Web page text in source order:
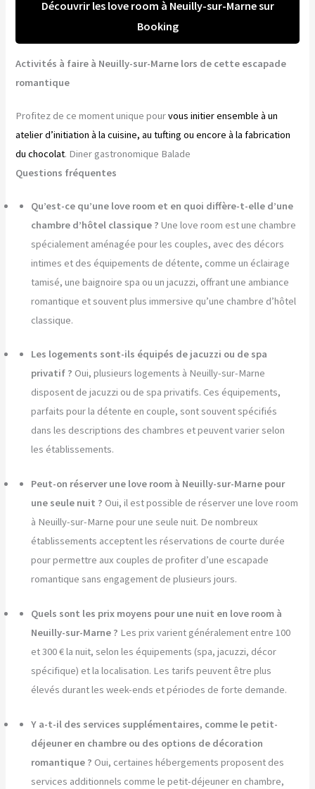
Découvrir les love room à Neuilly-sur-Marne sur
Booking
Activités à faire à Neuilly-sur-Marne lors de cette escapade
romantique
Profitez de ce moment unique pourvous initier ensemble à un
atelier d’initiation à la cuisine, au tufting ou encore à la fabrication
du chocolat. Diner gastronomique Balade
Questions fréquentes
Qu’est-ce qu’une love room et en quoi diffère-t-elle d’une
chambre d’hôtel classique ? Une love room est une chambre
spécialement aménagée pour les couples, avec des décors
intimes et des équipements de détente, comme un éclairage
tamisé, une baignoire spa ou un jacuzzi, offrant une ambiance
romantique et souvent plus immersive qu’une chambre d’hôtel
classique.
Les logements sont-ils équipés de jacuzzi ou de spa
privatif ? Oui, plusieurs logements à Neuilly-sur-Marne
disposent de jacuzzi ou de spa privatifs. Ces équipements,
parfaits pour la détente en couple, sont souvent spécifiés
dans les descriptions des chambres et peuvent varier selon
les établissements.
Peut-on réserver une love room à Neuilly-sur-Marne pour
une seule nuit ? Oui, il est possible de réserver une love room
à Neuilly-sur-Marne pour une seule nuit. De nombreux
établissements acceptent les réservations de courte durée
pour permettre aux couples de profiter d’une escapade
romantique sans engagement de plusieurs jours.
Quels sont les prix moyens pour une nuit en love room à
Neuilly-sur-Marne ? Les prix varient généralement entre 100
et 300 € la nuit, selon les équipements (spa, jacuzzi, décor
spécifique) et la localisation. Les tarifs peuvent être plus
élevés durant les week-ends et périodes de forte demande.
Y a-t-il des services supplémentaires, comme le petit-
déjeuner en chambre ou des options de décoration
romantique ? Oui, certaines hébergements proposent des
services additionnels comme le petit-déjeuner en chambre,